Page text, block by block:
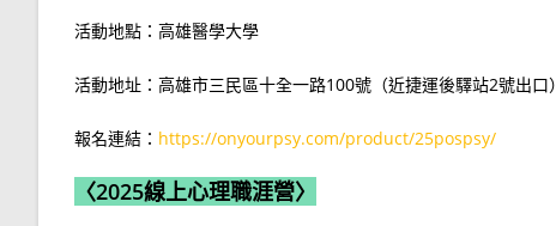
活動地點：高雄醫學大學
活動地址：高雄市三民區十全一路100號（近捷運後驛站2號出口）
報名連結： https://onyourpsy.com/product/25pospsy/
〈2025線上心理職涯營〉